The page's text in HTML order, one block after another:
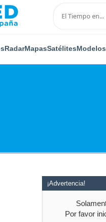
RadarMapasSatélitesModelos
¡Advertencia!
Por favor